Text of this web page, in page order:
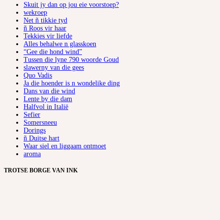
Skuit jy dan op jou eie voorstoep?
wekroep
Net ñ tikkie tyd
ñ Roos vir haar
Tekkies vir liefde
Alles behalwe n glasskoen
“Gee die hond wind”
Tussen die lyne 790 woorde Goud
slawerny van die gees
Quo Vadis
Ja die hoender is n wondelike ding
Dans van die wind
Lente by die dam
Halfvol in Italië
Sefier
Somersneeu
Dorings
ñ Duitse hart
Waar siel en liggaam ontmoet
aroma
TROTSE BORGE VAN INK